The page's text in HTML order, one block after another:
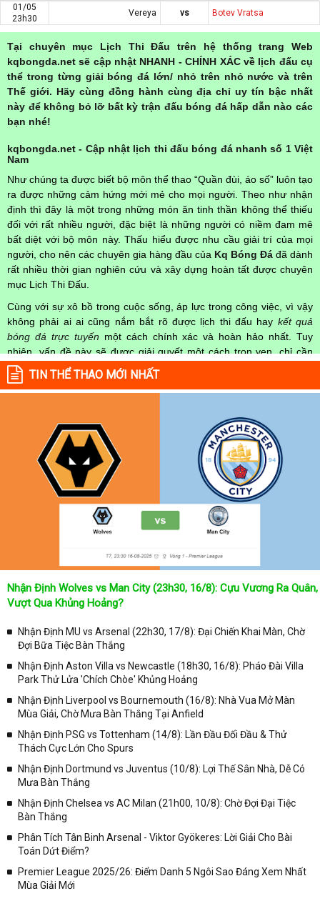
01/05
23h30
Vereya vs Botev Vratsa
Tại chuyên mục Lịch Thi Đấu trên hệ thống trang Web
kqbongda.net sẽ cập nhật NHANH - CHÍNH XÁC về lịch đấu cụ
thể trong từng giải bóng đá lớn/ nhỏ trên nhỏ nước và trên
Thế giới. Hãy cùng đồng hành cùng địa chỉ uy tín bậc nhất
này để không bỏ lỡ bất kỳ trận đấu bóng đá hấp dẫn nào các
bạn nhé!
kqbongda.net - Cập nhật lịch thi đấu bóng đá nhanh số 1 Việt
Nam
Như chúng ta được biết bộ môn thể thao “Quần đùi, áo số” luôn tạo
ra được những cảm hứng mới mẻ cho mọi người. Theo như nhận
định thì đây là một trong những món ăn tinh thần không thể thiếu
đối với rất nhiều người, đặc biệt là những người có niềm đam mê
bất diệt với bộ môn này. Thấu hiểu được nhu cầu giải trí của mọi
người, cho nên các chuyên gia hàng đầu của Kq Bóng Đá đã dành
rất nhiều thời gian nghiên cứu và xây dựng hoàn tất được chuyên
mục Lịch Thi Đấu.
Cùng với sự xô bồ trong cuộc sống, áp lực trong công việc, vì vậy
không phải ai ai cũng nắm bắt rõ được lịch thi đấu hay kết quả
bóng đá trực tuyến một cách chính xác và hoàn hảo nhất. Tuy
nhiên, vấn đề này sẽ được giải quyết một cách trọn vẹn, chỉ cần
truy cập vào chuyên mục
Lịch Thi Đấu
mọi người hoàn toàn nắm rõ được chính xác về thời gian các trận
đấu bóng đá Việt Nam hay trên Thế giới diễn ra trong thời gian sắp
cả 2 đội tuyển bóng đá đang đạt được.
Không chỉ dừng lại ở đó, những người hâm mộ bóng đá có thể cập
nhật được chính xác về lịch phát sóng bóng đá được tường thuật
trực tiếp ở trên những kênh truyền hình thể thao lớn nhất hiện nay
như: VTV3, K+, SCTV, Thể thao TV,... Nếu như bạn không muốn
bỏ lỡ bất kỳ một trận đấu bóng đá nào trong từng mùa giải, hãy
thường xuyên vào chuyên mụcLịch Thi Đấutại chuyên trang
để cập nhật thông tin chính xác nhất nhé!
Lịch thi đấu được cập nhật chính xác trong toàn bộ các giải
Tại Lịch Thi Đấu của chuyên trang kqbongda.net
sẽ cập nhanh
chóng và chính xác nhất thời gian từng trận đấu bóng đá diễn ra ở
trong từng giải đấu như:
✓ Giải đấu bóng đá Ngoại hạng Anh;
✓ Giải bóng Cúp C1 Châu Âu;
✓ Giải VĐQG Tây Ban Nha;
✓ VĐQG Đức;
✓ VĐQG Pháp;
✓ Liên Đoàn Anh;
✓ U23 Châu Á;
✓ Euro 2020;
✓ VLWC KV Châu Á;
TIN THỂ THAO MỚI NHẤT
Nhận Định Wolves vs Man City (23h30, 16/8): Cựu Vương Ra Quân,
Vượt Qua Khủng Hoảng?
Nhận Định MU vs Arsenal (22h30, 17/8): Đại Chiến Khai Màn, Chờ
Đợi Bữa Tiệc Bàn Thắng
Nhận Định Aston Villa vs Newcastle (18h30, 16/8): Pháo Đài Villa
Park Thử Lửa 'Chích Chòe' Khủng Hoảng
Nhận Định Liverpool vs Bournemouth (16/8): Nhà Vua Mở Màn
Mùa Giải, Chờ Mưa Bàn Thắng Tại Anfield
Nhận Định PSG vs Tottenham (14/8): Lần Đầu Đối Đầu & Thử
Thách Cực Lớn Cho Spurs
Nhận Định Dortmund vs Juventus (10/8): Lợi Thế Sân Nhà, Dễ Có
Mưa Bàn Thắng
Nhận Định Chelsea vs AC Milan (21h00, 10/8): Chờ Đợi Đại Tiệc
Bàn Thắng
Phân Tích Tân Binh Arsenal - Viktor Gyökeres: Lời Giải Cho Bài
Toán Dứt Điểm?
Premier League 2025/26: Điểm Danh 5 Ngôi Sao Đáng Xem Nhất
Mùa Giải Mới